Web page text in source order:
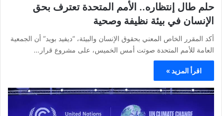
حلم طال إنتظاره.. الأمم المتحدة تعترف بحق
الإنسان في بيئة نظيفة وصحية
أكد المقرر الخاص المعني بحقوق الإنسان والبيئة، “ديفيد بويد” أن الجمعية
العامة للأمم المتحدة صوتت أمس الخميس، على مشروع قرار…
اقرأ المزيد »